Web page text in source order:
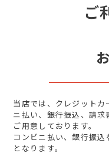
ご
当店では、クレジット
ニ払い、銀行振込、請
ご用意しております。
コンビニ払い、銀行振
となります。